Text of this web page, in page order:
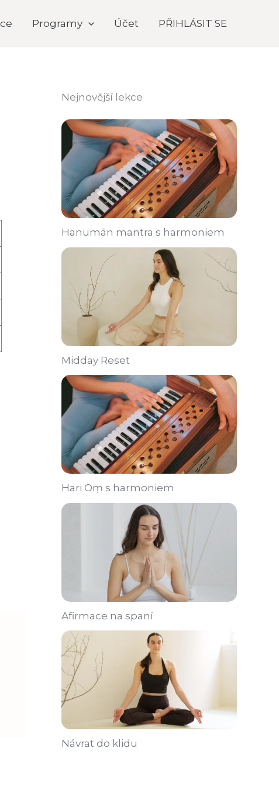
Programy Účet PŘIHLÁSIT SE
Nejnovější lekce
Hanumān mantra s harmoniem
Midday Reset
Hari Oṃ s harmoniem
Afirmace na spaní
Návrat do klidu